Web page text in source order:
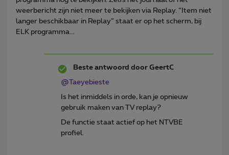
weerbericht zijn niet meer te bekijken via Replay. “Item niet
langer beschikbaar in Replay” staat er op het scherm, bij
ELK programma...
Beste antwoord door GeertC
@Taeyebieste
Is het inmiddels in orde, kan je opnieuw
gebruik maken van TV replay?
De functie staat actief op het NTVBE
profiel.